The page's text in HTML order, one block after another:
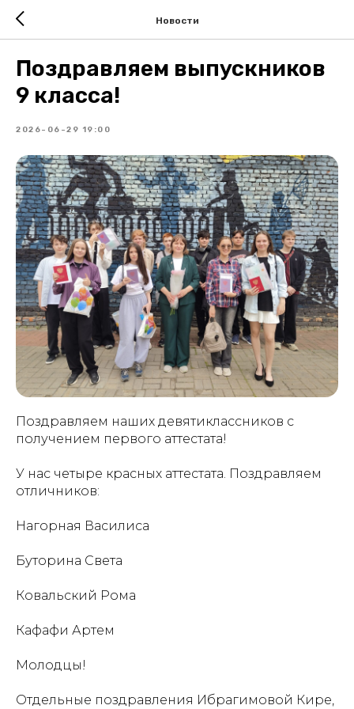
Новости
Поздравляем выпускников
9 класса!
2026-06-29 19:00
Поздравляем наших девятиклассников с
получением первого аттестата!
У нас четыре красных аттестата. Поздравляем
отличников:
Нагорная Василиса
Буторина Света
Ковальский Рома
Кафафи Артем
Молодцы!
Отдельные поздравления Ибрагимовой Кире,